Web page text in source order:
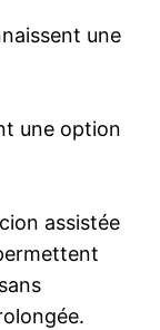
une
une option
assistée